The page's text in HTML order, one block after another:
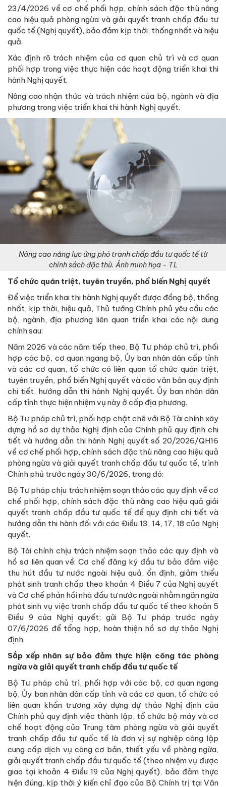
23/4/2026 về cơ chế phối hợp, chính sách đặc thù nâng
cao hiệu quả phòng ngừa và giải quyết tranh chấp đầu tư
quốc tế (Nghị quyết), bảo đảm kịp thời, thống nhất và hiệu
quả.
Xác định rõ trách nhiệm của cơ quan chủ trì và cơ quan
phối hợp trong việc thực hiện các hoạt động triển khai thi
hành Nghị quyết.
Nâng cao nhận thức và trách nhiệm của bộ, ngành và địa
phương trong việc triển khai thi hành Nghị quyết.
Nâng cao năng lực ứng phó tranh chấp đầu tư quốc tế từ
chính sách đặc thù. Ảnh minh họa - TL
Tổ chức quán triệt, tuyên truyền, phổ biến Nghị quyết
Để việc triển khai thi hành Nghị quyết được đồng bộ, thống
nhất, kịp thời, hiệu quả, Thủ tướng Chính phủ yêu cầu các
bộ, ngành, địa phương liên quan triển khai các nội dung
chính sau:
Năm 2026 và các năm tiếp theo, Bộ Tư pháp chủ trì, phối
hợp các bộ, cơ quan ngang bộ, Ủy ban nhân dân cấp tỉnh
và các cơ quan, tổ chức có liên quan tổ chức quán triệt,
tuyên truyền, phổ biến Nghị quyết và các văn bản quy định
chi tiết, hướng dẫn thi hành Nghị quyết. Ủy ban nhân dân
cấp tỉnh thực hiện nhiệm vụ này ở cấp địa phương.
Bộ Tư pháp chủ trì, phối hợp chặt chẽ với Bộ Tài chính xây
dựng hồ sơ dự thảo Nghị định của Chính phủ quy định chi
tiết và hướng dẫn thi hành Nghị quyết số 20/2026/QH16
về cơ chế phối hợp, chính sách đặc thù nâng cao hiệu quả
phòng ngừa và giải quyết tranh chấp đầu tư quốc tế, trình
Chính phủ trước ngày 30/6/2026, trong đó:
Bộ Tư pháp chịu trách nhiệm soạn thảo các quy định về cơ
chế phối hợp, chính sách đặc thù nâng cao hiệu quả giải
quyết tranh chấp đầu tư quốc tế để quy định chi tiết và
hướng dẫn thi hành đối với các Điều 13, 14, 17, 18 của Nghị
quyết.
Bộ Tài chính chịu trách nhiệm soạn thảo các quy định và
hồ sơ liên quan về: Cơ chế đăng ký đầu tư bảo đảm việc
thu hút đầu tư nước ngoài hiệu quả, ổn định, giảm thiểu
phát sinh tranh chấp theo khoản 4 Điều 7 của Nghị quyết
và Cơ chế phản hồi nhà đầu tư nước ngoài nhằm ngăn ngừa
phát sinh vụ việc tranh chấp đầu tư quốc tế theo khoản 5
Điều 9 của Nghị quyết; gửi Bộ Tư pháp trước ngày
07/6/2026 để tổng hợp, hoàn thiện hồ sơ dự thảo Nghị
định.
Sắp xếp nhân sự bảo đảm thực hiện công tác phòng
ngừa và giải quyết tranh chấp đầu tư quốc tế
Bộ Tư pháp chủ trì, phối hợp với các bộ, cơ quan ngang
bộ, Ủy ban nhân dân cấp tỉnh và các cơ quan, tổ chức có
liên quan khẩn trương xây dựng dự thảo Nghị định của
Chính phủ quy định việc thành lập, tổ chức bộ máy và cơ
chế hoạt động của Trung tâm phòng ngừa và giải quyết
tranh chấp đầu tư quốc tế là đơn vị sự nghiệp công lập
cung cấp dịch vụ công cơ bản, thiết yếu về phòng ngừa,
giải quyết tranh chấp đầu tư quốc tế (theo nhiệm vụ được
giao tại khoản 4 Điều 19 của Nghị quyết), bảo đảm thực
hiện đúng, kịp thời ý kiến chỉ đạo của Bộ Chính trị tại Văn